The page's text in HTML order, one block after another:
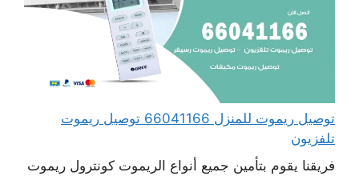
توصيل ريموت للمنزل 66041166 توصيل ريموت
تلفزيون
فريقنا يقوم بتأمين جميع أنواع الريموت كونترول ريموت